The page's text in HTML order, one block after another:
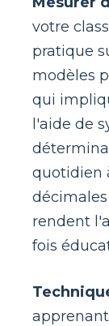
votre
pratique
modèles
qui
l'aide de
quotidien
rendent
fois